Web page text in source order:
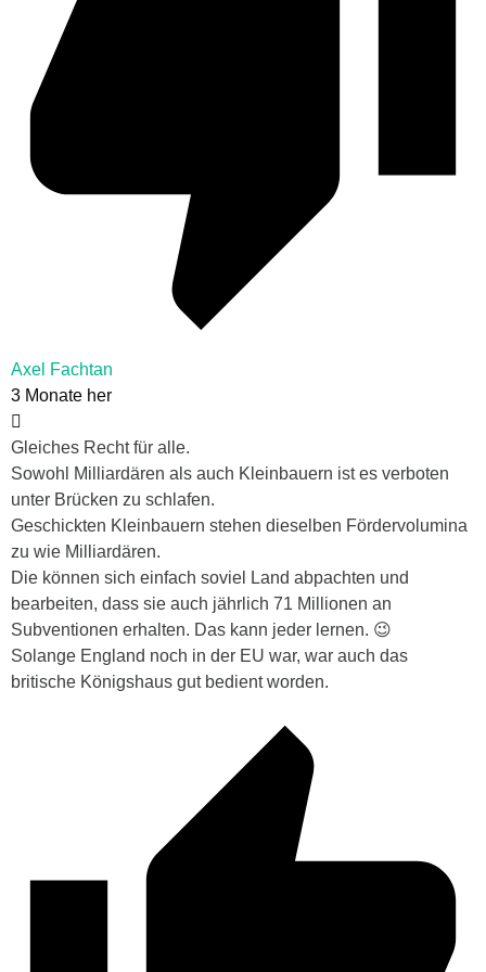
Axel Fachtan
3 Monate her
Gleiches Recht für alle.
Sowohl Milliardären als auch Kleinbauern ist es verboten
unter Brücken zu schlafen.
Geschickten Kleinbauern stehen dieselben Fördervolumina
zu wie Milliardären.
Die können sich einfach soviel Land abpachten und
bearbeiten, dass sie auch jährlich 71 Millionen an
Subventionen erhalten. Das kann jeder lernen. 😉
Solange England noch in der EU war, war auch das
britische Königshaus gut bedient worden.